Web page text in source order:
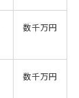
数千万円
数千万円